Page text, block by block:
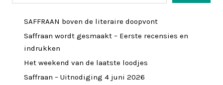
SAFFRAAN boven de literaire doopvont
Saffraan wordt gesmaakt – Eerste recensies en
indrukken
Het weekend van de laatste loodjes
Saffraan – Uitnodiging 4 juni 2026